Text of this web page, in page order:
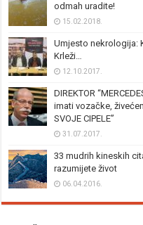
odmah uradite!
15.02.2018.
Umjesto nekrologija:
Krleži…
12.10.2017.
DIREKTOR
imati vozačke,
SVOJE CIPELE”
31.07.2017.
33 mudrih kineskih
razumijete život
06.04.2016.